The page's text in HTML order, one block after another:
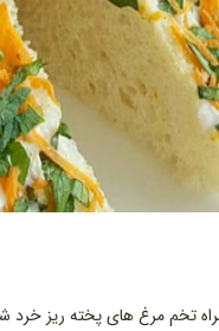
تخم مرغ های پخته ریز خرد